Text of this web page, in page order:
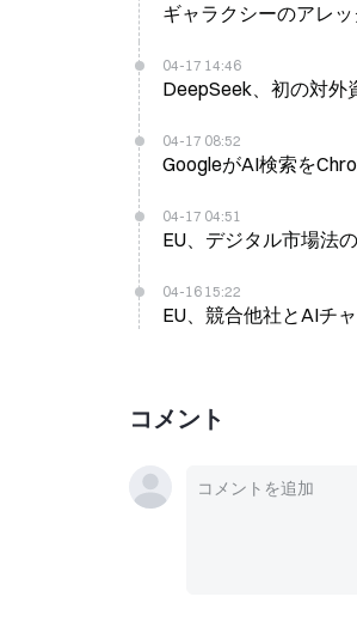
ギャラクシーのアレ
04-17 14:46
DeepSeek、初の対外
04-17 08:52
GoogleがAI検索を
04-17 04:51
EU、デジタル市場法
04-16 15:22
EU、競合他社とAIチ
コメント